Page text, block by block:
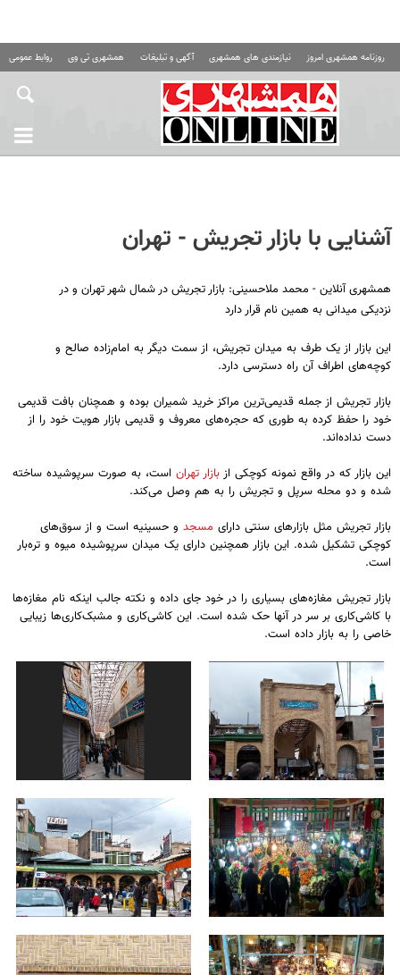
روزنامه همشهری امروز نیازمندی های همشهری آگهی و تبلیغات همشهری تی وی روابط عمومی
آشنایی با بازار تجریش - تهران
همشهری آنلاین - محمد ملاحسینی: بازار تجریش در شمال شهر تهران و در
نزدیکی میدانی به همین نام قرار دارد
این بازار از یک طرف به میدان تجریش، از سمت دیگر به امام‌زاده صالح و
کوچه‌های اطراف آن راه دسترسی دارد.
بازار تجریش از جمله قدیمی‌ترین مراکز خرید شمیران بوده و همچنان بافت قدیمی
خود را حفظ کرده به طوری که‌ حجره‌های معروف و قدیمی بازار هویت خود را از
دست نداده‌اند.
این بازار که در واقع نمونه کوچکی از بازار تهران است‌، به صورت سرپوشیده ساخته
شده و دو محله سرپل و تجریش را به هم وصل می‌کند.
بازار تجریش مثل بازارهای سنتی دارای مسجد و حسینیه است و از سوق‌های
کوچکی تشکیل شده‌. این بازار همچنین دارای یک میدان سرپوشیده میوه و تره‌‌بار
است.
بازار تجریش مغازه‌های بسیاری را در خود جای داده و نکته جالب اینکه نام مغازه‌ها
با کاشی‌کاری بر سر در آنها حک شده است. این کاشی‌کاری و مشبک‌کاری‌ها زیبایی
خاصی را به بازار داده است.